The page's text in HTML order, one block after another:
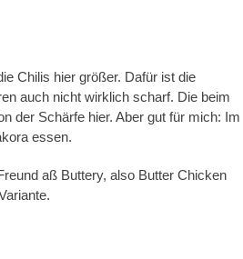
Chilis hier größer. Dafür ist die
auch nicht wirklich scharf. Die beim
der Schärfe hier. Aber gut für mich: Im
essen.
aß Buttery, also Butter Chicken